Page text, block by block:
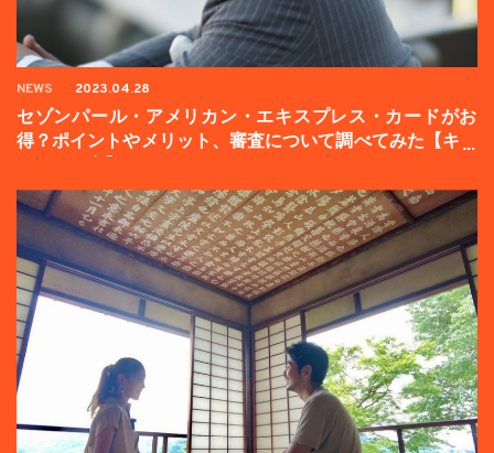
NEWS 2023.04.28
セゾンパール・アメリカン・エキスプレス・カードがお
得？ポイントやメリット、審査について調べてみた【キャ